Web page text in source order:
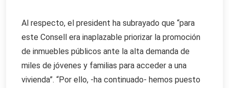
Al respecto, el president ha subrayado que “para
este Consell era inaplazable priorizar la promoción
de inmuebles públicos ante la alta demanda de
miles de jóvenes y familias para acceder a una
vivienda”. “Por ello, -ha continuado- hemos puesto